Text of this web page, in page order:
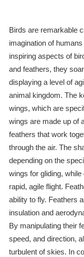
Birds are remarkable
imagination of
inspiring aspects of
and feathers, they
displaying a level of
animal kingdom. The
wings, which are
wings are made up of
feathers that work
through the air. The
depending on the
wings for gliding,
rapid, agile flight.
ability to fly. Feathers
insulation and
By manipulating their
speed, and direction,
turbulent of skies. In